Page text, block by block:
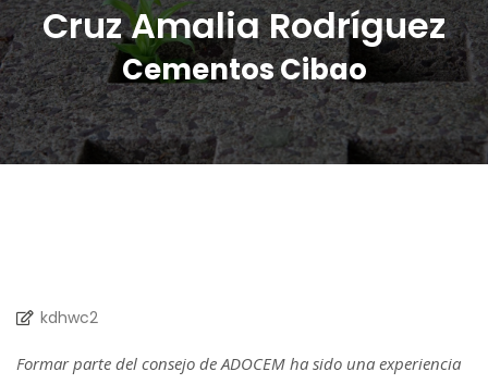
Cruz Amalia Rodríguez
Cementos Cibao
kdhwc2
Formar parte del consejo de ADOCEM ha sido una experiencia